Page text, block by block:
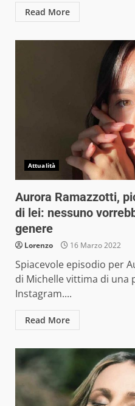
Read More
Attualità
Aurora Ramazzotti,
di lei: nessuno
genere
Lorenzo 16 Marzo 2022
Spiacevole episodio per
di Michelle vittima di una
Instagram....
Read More